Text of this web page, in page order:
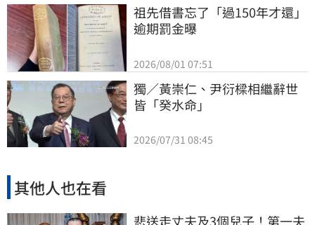
祖先借書忘了「過150年才還」
逾期罰金曝
2026/08/01 07:51
獨／黃崇仁、尹衍樑相繼辭世
皆「癸水命」
2026/07/31 08:45
其他人也在看
悲送走丈夫及3個兒子！第一夫